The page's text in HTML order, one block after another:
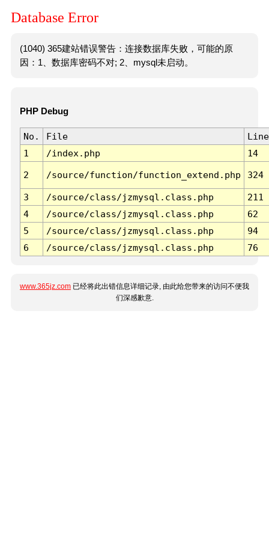
Database Error
(1040) 365建站错误警告：连接数据库失败，可能的原
因：1、数据库密码不对; 2、mysql未启动。
PHP Debug
No. File
Line
1
/index.php 14
2 /source/function/function_extend.php 324
3 /source/class/jzmysql.class.php
211
4
/source/class/jzmysql.class.php
62
5
/source/class/jzmysql.class.php
94
6
/source/class/jzmysql.class.php 76
www.365jz.com 已经将此出错信息详细记录, 由此给您带来的访问不便我
们深感歉意.